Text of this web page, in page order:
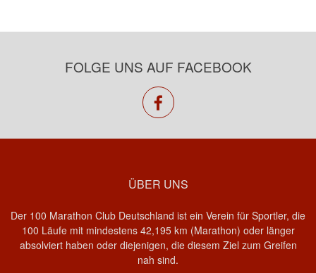
FOLGE UNS AUF FACEBOOK
facebook
ÜBER UNS
Der 100 Marathon Club Deutschland ist ein Verein für Sportler, die
100 Läufe mit mindestens 42,195 km (Marathon) oder länger
absolviert haben oder diejenigen, die diesem Ziel zum Greifen
nah sind.